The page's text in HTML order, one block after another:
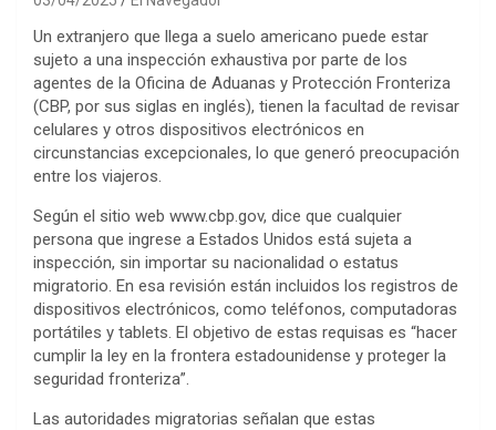
Un extranjero que llega a suelo americano puede estar
sujeto a una inspección exhaustiva por parte de los
agentes de la Oficina de Aduanas y Protección Fronteriza
(CBP, por sus siglas en inglés), tienen la facultad de revisar
celulares y otros dispositivos electrónicos en
circunstancias excepcionales, lo que generó preocupación
entre los viajeros.
Según el sitio web www.cbp.gov, dice que cualquier
persona que ingrese a Estados Unidos está sujeta a
inspección, sin importar su nacionalidad o estatus
migratorio. En esa revisión están incluidos los registros de
dispositivos electrónicos, como teléfonos, computadoras
portátiles y tablets. El objetivo de estas requisas es “hacer
cumplir la ley en la frontera estadounidense y proteger la
seguridad fronteriza”.
Las autoridades migratorias señalan que estas